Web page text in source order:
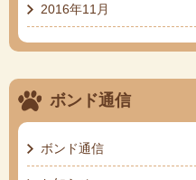
2016年11月
ボンド通信
ボンド通信